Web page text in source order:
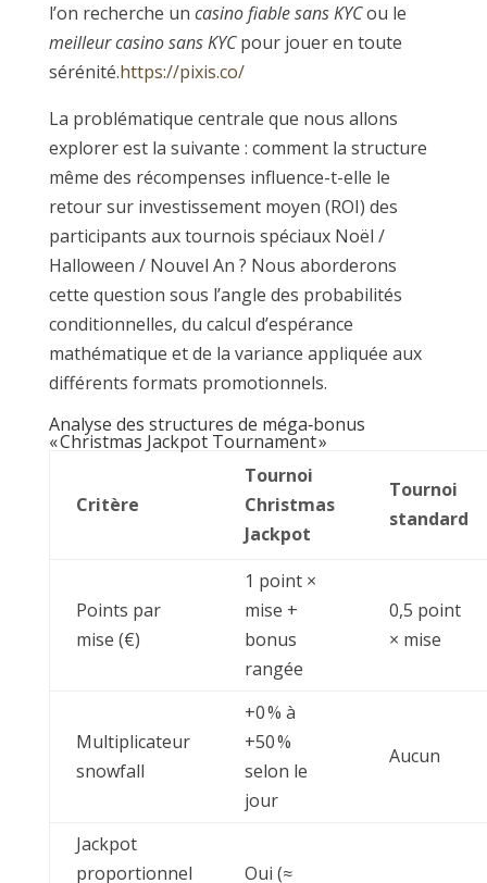
l’on recherche un casino fiable sans KYCou le
meilleur casino sans KYCpour jouer en toute
sérénité.https://pixis.co/
La problématique centrale que nous allons
explorer est la suivante : comment la structure
même des récompenses influence-t-elle le
retour sur investissement moyen (ROI) des
participants aux tournois spéciaux Noël /
Halloween / Nouvel An ? Nous aborderons
cette question sous l’angle des probabilités
conditionnelles, du calcul d’espérance
mathématique et de la variance appliquée aux
différents formats promotionnels.
Analyse des structures de méga‑bonus
« Christmas Jackpot Tournament »
Critère
Tournoi
Christmas
Jackpot
Tournoi
standard
Points par
mise (€)
1 point ×
mise +
bonus
rangée
0,5 point
× mise
Multiplicateur
snowfall
+0 % à
+50 %
selon le
jour
Aucun
Jackpot
proportionnel
Oui (≈